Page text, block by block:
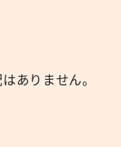
ありません。